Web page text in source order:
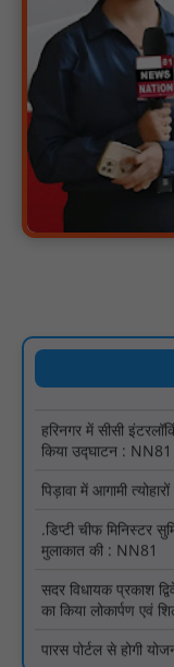
सोलर हाई मास्ट से
सुरक्षा और सुविधा :
सरस्वती साइकिल
माँ के नाम' अभियान में
रेजिडेंट डॉक्टरों का
जारी होने तक संघर्ष
टिमरनी नगर व
तहसीलदार को सौंपा
हरिनगर में सीसी
.डिप्टी चीफ मिनिस्टर
का किया लोकार्पण एवं
दिए समयबद्ध
सुरक्षा और सुविधा :